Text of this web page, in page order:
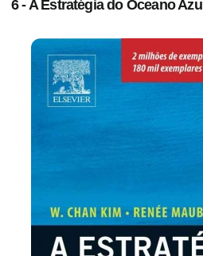
6 - A Estratégia do Oceano Azul